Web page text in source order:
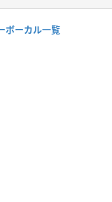
ボーカル一覧